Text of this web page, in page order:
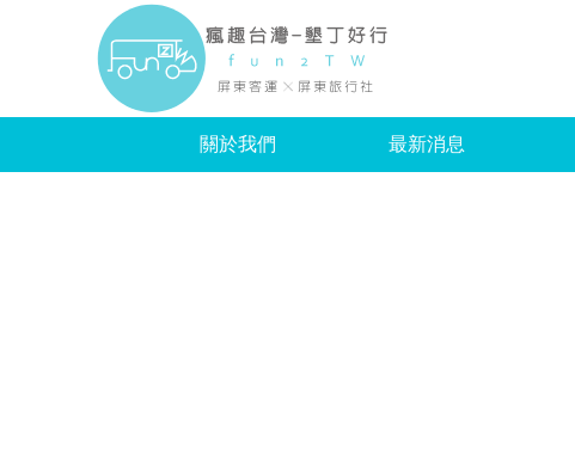
關於我們 最新消息